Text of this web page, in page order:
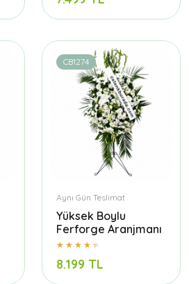
CB1274
Aynı Gün Teslimat
Yüksek Boylu
Ferforge Aranjmanı
8.199 TL